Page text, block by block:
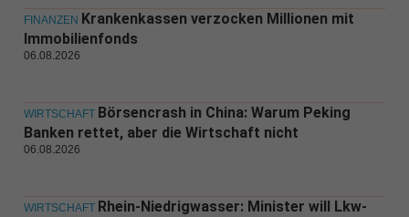
FINANZEN Krankenkassen verzocken Millionen mit
Immobilienfonds
06.08.2026
WIRTSCHAFT Börsencrash in China: Warum Peking
Banken rettet, aber die Wirtschaft nicht
06.08.2026
WIRTSCHAFT Rhein-Niedrigwasser: Minister will Lkw-